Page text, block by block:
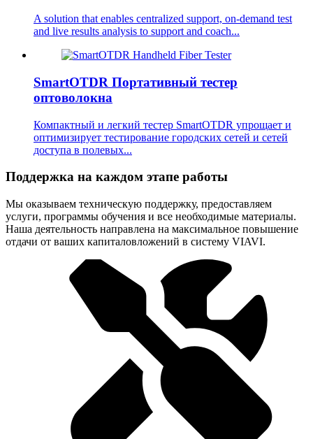
A solution that enables centralized support, on-demand test
and live results analysis to support and coach...
SmartOTDR Портативный тестер
оптоволокна
Компактный и легкий тестер SmartOTDR упрощает и
оптимизирует тестирование городских сетей и сетей
доступа в полевых...
Поддержка на каждом этапе работы
Мы оказываем техническую поддержку, предоставляем
услуги, программы обучения и все необходимые материалы.
Наша деятельность направлена на максимальное повышение
отдачи от ваших капиталовложений в систему VIAVI.